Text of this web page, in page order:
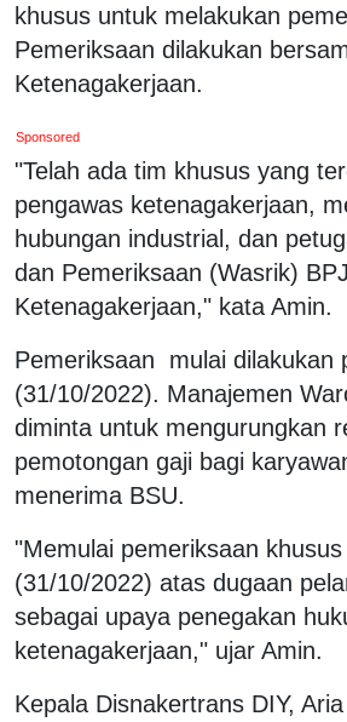
khusus untuk melakukan
Pemeriksaan dilakukan
Ketenagakerjaan.
Sponsored
"Telah ada tim khusus yang
pengawas ketenagakerjaan,
hubungan industrial, dan
dan Pemeriksaan (Wasrik)
Ketenagakerjaan," kata Amin.
Pemeriksaan mulai dilakukan
(31/10/2022). Manajemen
diminta untuk mengurungkan
pemotongan gaji bagi
menerima BSU.
"Memulai pemeriksaan
(31/10/2022) atas dugaan
sebagai upaya penegakan
ketenagakerjaan," ujar Amin.
Kepala Disnakertrans DIY,